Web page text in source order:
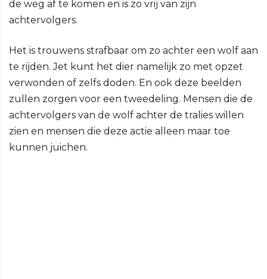
de weg af te komen en is zo vrij van zijn
achtervolgers.
Het is trouwens strafbaar om zo achter een wolf aan
te rijden. Jet kunt het dier namelijk zo met opzet
verwonden of zelfs doden. En ook deze beelden
zullen zorgen voor een tweedeling. Mensen die de
achtervolgers van de wolf achter de tralies willen
zien en mensen die deze actie alleen maar toe
kunnen juichen.